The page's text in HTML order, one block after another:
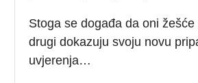
Stoga se događa da oni
drugi dokazuju svoju novu
uvjerenja…